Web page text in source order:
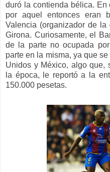
duró la contienda bélica.
por aquel entonces eran
Valencia (organizador de la
Girona. Curiosamente, el
de la parte no ocupada
parte en la misma, ya que
Unidos y México, algo que,
la época, le reportó a la
150.000 pesetas.